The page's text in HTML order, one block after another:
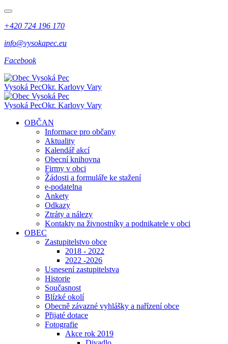
+420 724 196 170
info@vysokapec.eu
Facebook
Vysoká PecOkr. Karlovy Vary
Vysoká PecOkr. Karlovy Vary
OBČAN
Informace pro občany
Aktuality
Kalendář akcí
Obecní knihovna
Firmy v obci
Žádosti a formuláře ke stažení
e-podatelna
Ankety
Odkazy
Ztráty a nálezy
Kontakty na živnostníky a podnikatele v obci
OBEC
Zastupitelstvo obce
2018 - 2022
2022 -2026
Usnesení zastupitelstva
Historie
Současnost
Blízké okolí
Obecně závazné vyhlášky a nařízení obce
Přijaté dotace
Fotografie
Akce rok 2019